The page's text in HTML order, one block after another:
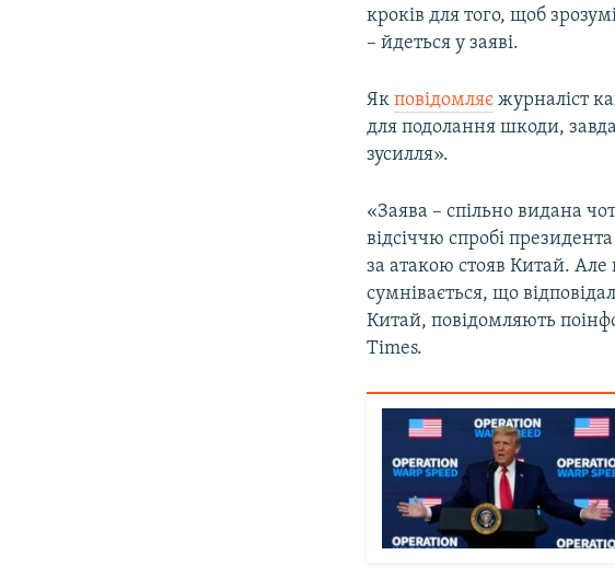
кроків для того, щоб
– йдеться у заяві.
Якповідомляє журналіст
для подолання шкоди,
зусилля».
«Заява – спільно видана
відсіччю спробі
за атакою стояв Китай. Але
сумнівається, що
Китай, повідомляють
Times.